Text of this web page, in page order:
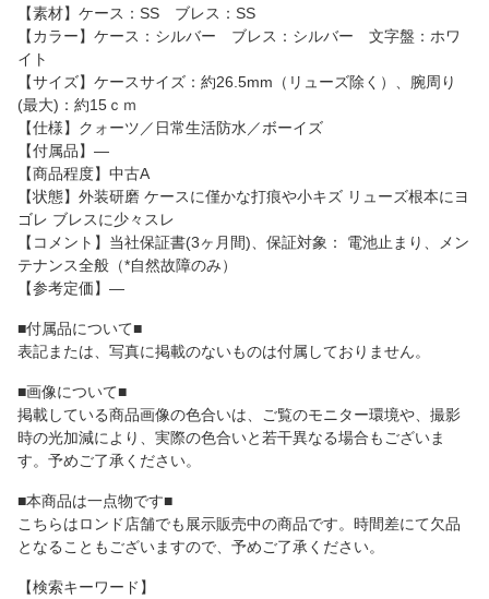
【素材】ケース：SS ブレス：SS
【カラー】ケース：シルバー ブレス：シルバー 文字盤：ホワ
イト
【サイズ】ケースサイズ：約26.5mm（リューズ除く）、腕周り
(最大)：約15ｃｍ
【仕様】クォーツ／日常生活防水／ボーイズ
【付属品】―
【商品程度】中古A
【状態】外装研磨 ケースに僅かな打痕や小キズ リューズ根本にヨ
ゴレ ブレスに少々スレ
【コメント】当社保証書(3ヶ月間)、保証対象： 電池止まり、メン
テナンス全般（*自然故障のみ）
【参考定価】―
■付属品について■
表記または、写真に掲載のないものは付属しておりません。
■画像について■
掲載している商品画像の色合いは、ご覧のモニター環境や、撮影
時の光加減により、実際の色合いと若干異なる場合もございま
す。予めご了承ください。
■本商品は一点物です■
こちらはロンド店舗でも展示販売中の商品です。時間差にて欠品
となることもございますので、予めご了承ください。
【検索キーワード】